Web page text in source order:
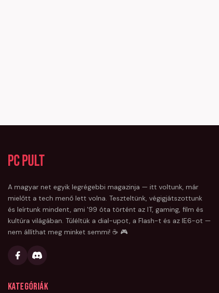
PC Pult
A magyar net egyik legrégebbi magazinja — itt voltunk, már
mielőtt a tech menő lett volna. Teszteltünk, végigjátszottunk
és leírtunk mindent, ami '99 óta történt az IT, gaming, film és
kultúra világában. Túléltük a dial-upot, a Flash-t és az IE6-ot —
nem állíthat meg minket semmi! ☕ 🎮
Kategóriák